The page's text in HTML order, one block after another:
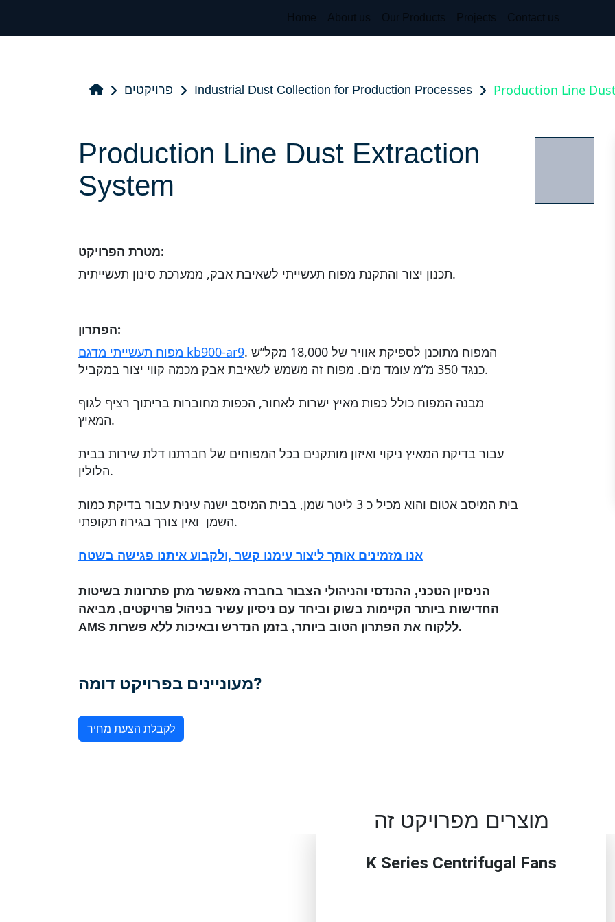
Home About us Our Products Projects Contact us
פרויקטים Industrial Dust Collection for Production Processes Production Line
Production Line Dust Extraction
System
מטרת הפרויקט:
תכנון יצור והתקנת מפוח תעשייתי לשאיבת אבק, ממערכת סינון תעשייתית.
הפתרון:
מפוח תעשייתי מדגם kb900-ar9. המפוח מתוכנן לספיקת אוויר של 18,000 מקל”ש
כנגד 350 מ”מ עומד מים. מפוח זה משמש לשאיבת אבק מכמה קווי יצור במקביל.
מבנה המפוח כולל כפות מאיץ ישרות לאחור, הכפות מחוברות בריתוך רציף לגוף
המאיץ.
עבור בדיקת המאיץ ניקוי ואיזון מותקנים בכל המפוחים של חברתנו דלת שירות בבית
הלולין.
בית המיסב אטום והוא מכיל כ 3 ליטר שמן, בבית המיסב ישנה עינית עבור בדיקת כמות
השמן ואין צורך בגירוז תקופתי.
אנו מזמינים אותך ליצור עימנו קשר ,ולקבוע איתנו פגישה בשטח
הניסיון הטכני, ההנדסי והניהולי הצבור בחברה מאפשר מתן פתרונות בשיטות
החדישות ביותר הקיימות בשוק וביחד עם ניסיון עשיר בניהול פרויקטים, מביאה
AMS ללקוח את הפתרון הטוב ביותר, בזמן הנדרש ובאיכות ללא פשרות.
מעוניינים בפרויקט דומה?
לקבלת הצעת מחיר
מוצרים מפרויקט זה
K Series Centrifugal Fans